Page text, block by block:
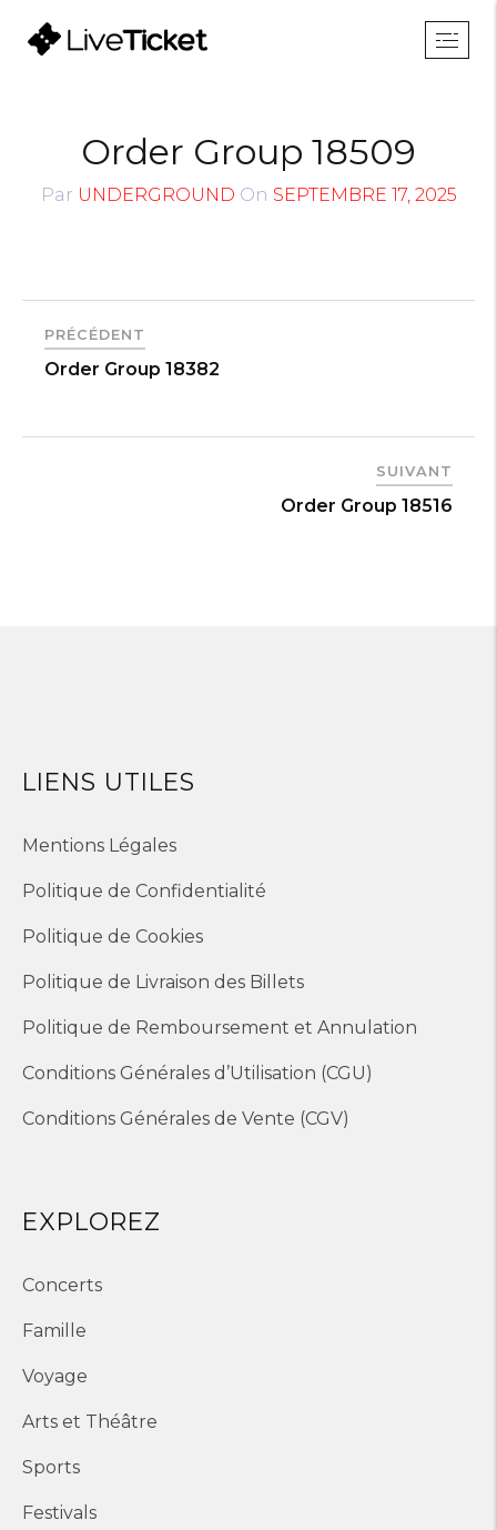
Order Group 18509
Par UNDERGROUND On SEPTEMBRE 17, 2025
PRÉCÉDENT
Order Group 18382
SUIVANT
Order Group 18516
LIENS UTILES
Mentions Légales
Politique de Confidentialité
Politique de Cookies
Politique de Livraison des Billets
Politique de Remboursement et Annulation
Conditions Générales d’Utilisation (CGU)
Conditions Générales de Vente (CGV)
EXPLOREZ
Concerts
Famille
Voyage
Arts et Théâtre
Sports
Festivals